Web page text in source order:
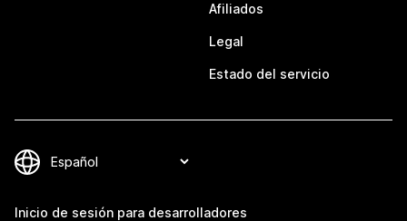
Afiliados
Legal
Estado del servicio
Inicio de sesión para desarrolladores